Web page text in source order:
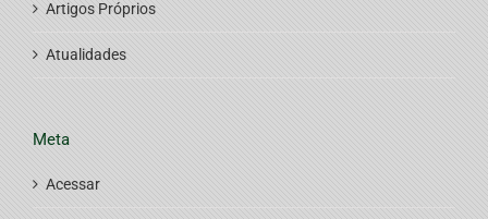
Artigos Próprios
Atualidades
Meta
Acessar